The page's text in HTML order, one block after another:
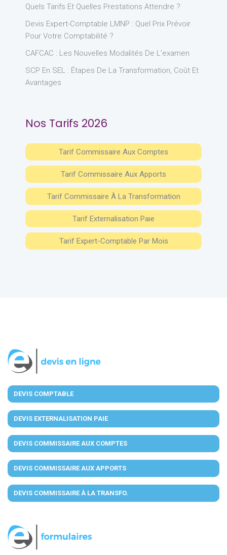
Quels Tarifs Et Quelles Prestations Attendre ?
Devis Expert-Comptable LMNP : Quel Prix Prévoir
Pour Votre Comptabilité ?
CAFCAC : Les Nouvelles Modalités De L’examen
SCP En SEL : Étapes De La Transformation, Coût Et
Avantages
Nos Tarifs 2026
Tarif Commissaire Aux Comptes
Tarif Commissaire Aux Apports
Tarif Commissaire À La Transformation
Tarif Externalisation Paie
Tarif Expert-Comptable Par Mois
DEVIS COMPTABLE
DEVIS EXTERNALISATION PAIE
DEVIS COMMISSAIRE AUX COMPTES
DEVIS COMMISSAIRE AUX APPORTS
DEVIS COMMISSAIRE À LA TRANSFO.